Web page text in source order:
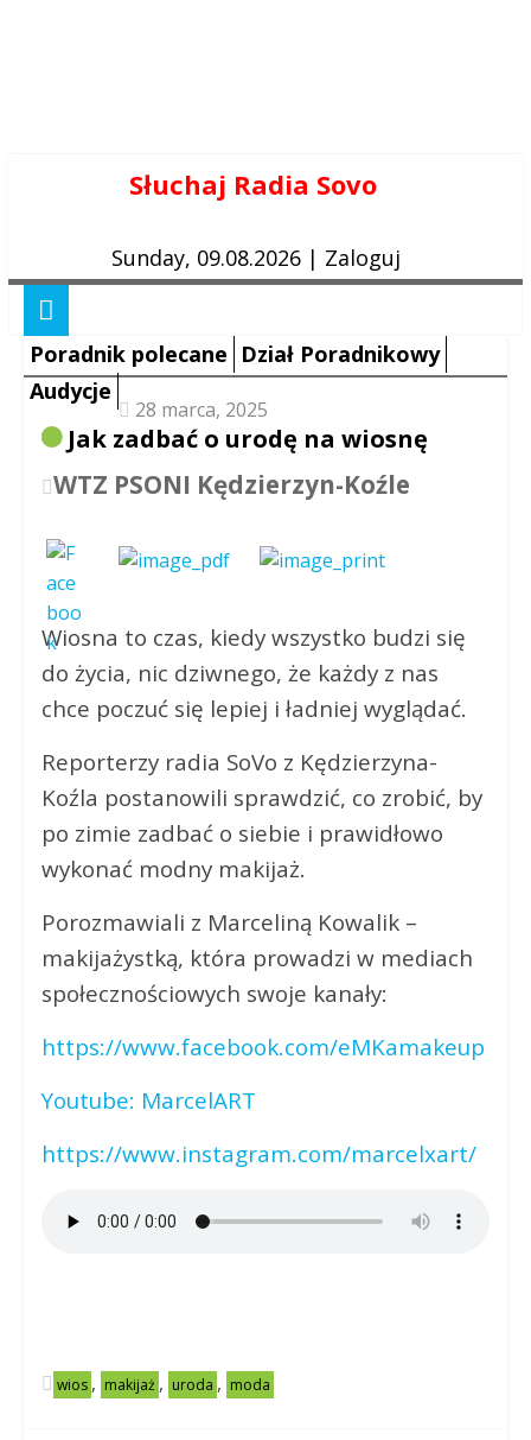
Słuchaj Radia Sovo
Sunday, 09.08.2026 | Zaloguj
Poradnik polecane Dział Poradnikowy
Audycje
28 marca, 2025
Jak zadbać o urodę na wiosnę
WTZ PSONI Kędzierzyn-Koźle
Wiosna to czas, kiedy wszystko budzi się
do życia, nic dziwnego, że każdy z nas
chce poczuć się lepiej i ładniej wyglądać.
Reporterzy radia SoVo z Kędzierzyna-
Koźla postanowili sprawdzić, co zrobić, by
po zimie zadbać o siebie i prawidłowo
wykonać modny makijaż.
Porozmawiali z Marceliną Kowalik –
makijażystką, która prowadzi w mediach
społecznościowych swoje kanały:
https://www.facebook.com/eMKamakeup
Youtube: MarcelART
https://www.instagram.com/marcelxart/
wios , makijaż , uroda , moda